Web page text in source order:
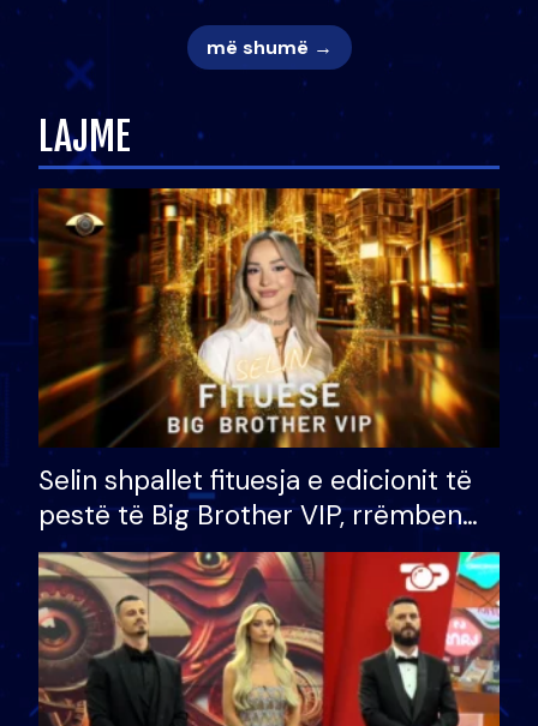
më shumë →
LAJME
Selin shpallet fituesja e edicionit të
pestë të Big Brother VIP, rrëmben
çmimin e madh prej 100 mijë eurosh